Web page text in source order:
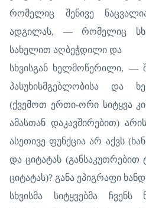
რომელიც შენივე
ადგილას, — რომელიც
სახელით აღბეჭდილი და
სხვისგან ხელმოწერილი, —
პასუხისმგებლობისა და
(ქვემოთ ერთი-ორი სიტყვა
ამასთან დაკავშირებით)
ასეთივე ფუნქცია არ აქვს
და ციტატას
ციტატას)? განა ეპიგრაფი
სხვისმა სიტყვებმა